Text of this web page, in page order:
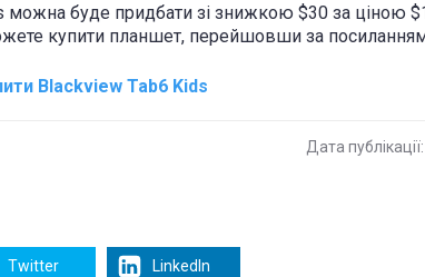
можна буде придбати зі знижкою $30 за ціною
купити планшет, перейшовши за
Blackview Tab6 Kids
Дата публікації:
Twitter LinkedIn